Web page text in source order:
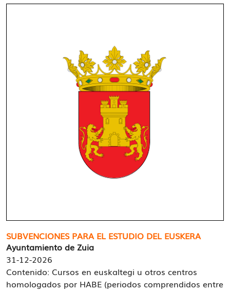
SUBVENCIONES PARA EL ESTUDIO DEL EUSKERA
Ayuntamiento de Zuia
31-12-2026
Contenido: Cursos en euskaltegi u otros centros
homologados por HABE (periodos comprendidos entre